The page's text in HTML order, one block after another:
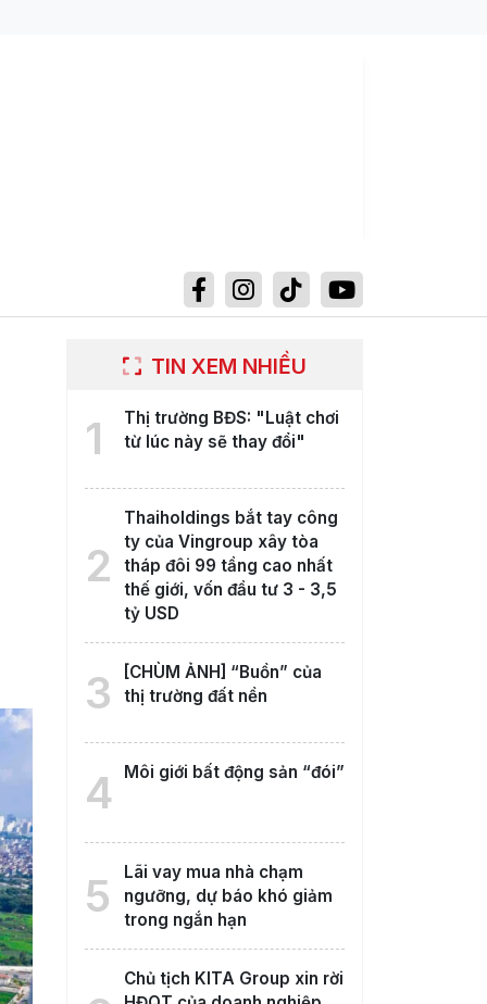
TIN XEM NHIỀU
1
Thị trường BĐS: "Luật chơi
từ lúc này sẽ thay đổi"
2
Thaiholdings bắt tay công
ty của Vingroup xây tòa
tháp đôi 99 tầng cao nhất
thế giới, vốn đầu tư 3 - 3,5
tỷ USD
3
[CHÙM ẢNH] “Buồn” của
thị trường đất nền
4 Môi giới bất động sản “đói”
5
Lãi vay mua nhà chạm
ngưỡng, dự báo khó giảm
trong ngắn hạn
Chủ tịch KITA Group xin rời